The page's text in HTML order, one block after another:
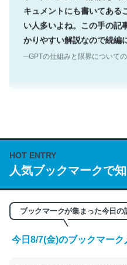
キュメントにも書いてある
い人多いよね。この手の記
かりやすい解説なので続編
─GPTの仕組みと限界について
説してる記事が少ないので
https://
/064121
─GPTの仕組みと限界について
HOT ENTRY
人気ブックマークで
ブックマークが集まった今日の
今日8/7(金)のブックマーク